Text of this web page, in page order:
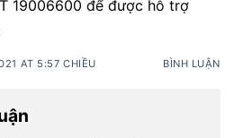
19006600 để được hỗ trợ
AT 5:57 CHIỀU BÌNH LUẬN